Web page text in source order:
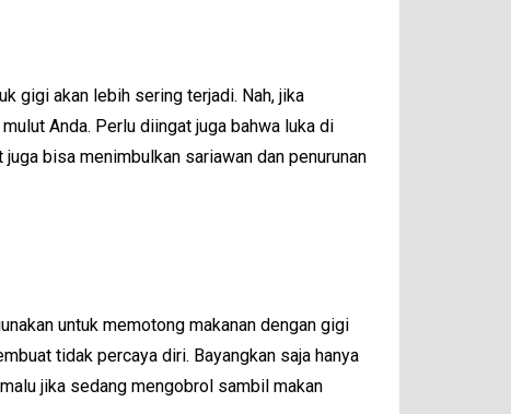
gigi akan lebih sering terjadi. Nah, jika
Anda. Perlu diingat juga bahwa luka di
bisa menimbulkan sariawan dan penurunan
untuk memotong makanan dengan gigi
tidak percaya diri. Bayangkan saja hanya
jika sedang mengobrol sambil makan